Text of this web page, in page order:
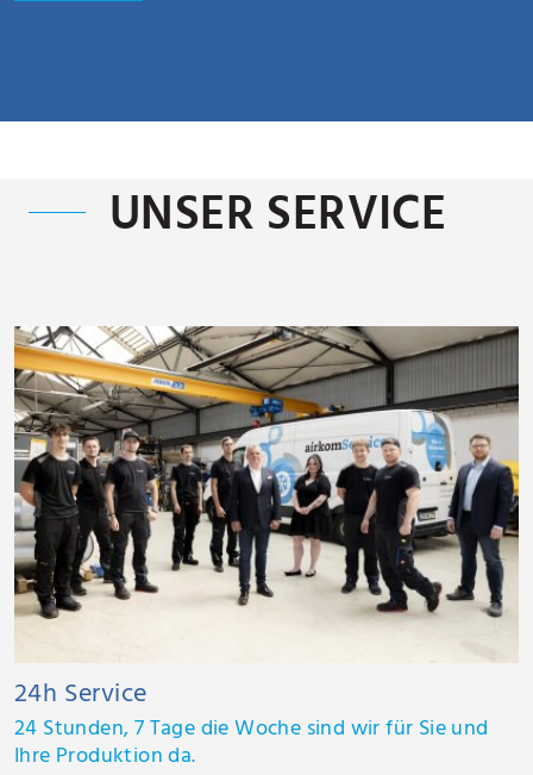
UNSER SERVICE
24h Service
24 Stunden, 7 Tage die Woche sind wir für Sie und
Ihre Produktion da.